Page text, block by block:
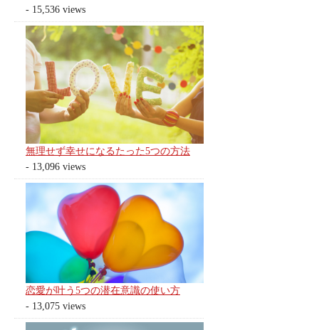
- 15,536 views
無理せず幸せになるたった5つの方法
- 13,096 views
恋愛が叶う5つの潜在意識の使い方
- 13,075 views